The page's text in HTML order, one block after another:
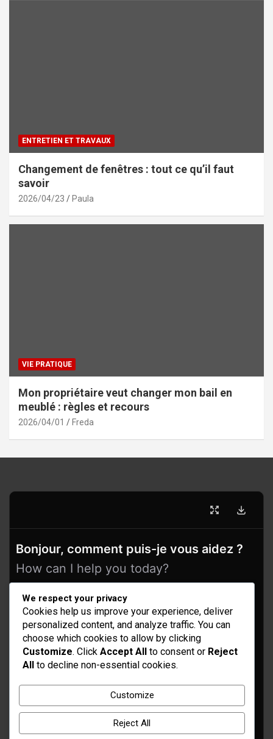
ENTRETIEN ET TRAVAUX
Changement de fenêtres : tout ce qu’il faut
savoir
2026/04/23 Paula
VIE PRATIQUE
Mon propriétaire veut changer mon bail en
meublé : règles et recours
2026/04/01 Freda
Bonjour, comment puis-je vous aidez ?
How can I help you today?
Idées d’aménagement et déco
Choix d'outillage et de matériaux
We respect your privacy
Cookies help us improve your experience, deliver
personalized content, and analyze traffic. You can
choose which cookies to allow by clicking
Customize. Click Accept All to consent or Reject
All to decline non-essential cookies.
Customize
Reject All